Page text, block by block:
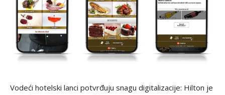
Vodeći hotelski lanci potvrđuju snagu digitalizacije: Hilton je